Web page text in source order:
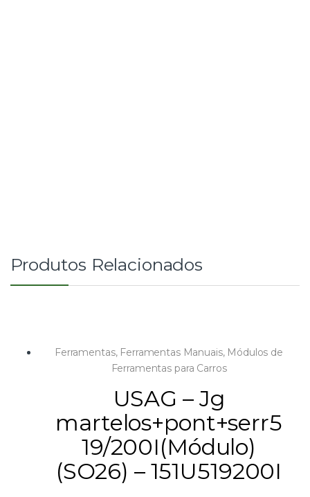
Produtos Relacionados
Ferramentas, Ferramentas Manuais, Módulos de
Ferramentas para Carros
USAG – Jg
martelos+pont+serr5
19/200I(Módulo)
(SO26) – 151U519200I